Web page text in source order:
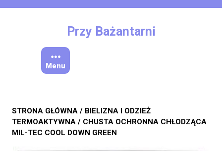
Przy Bażantarni
Menu
STRONA GŁÓWNA / BIELIZNA I ODZIEŻ
TERMOAKTYWNA / CHUSTA OCHRONNA CHŁODZĄCA
MIL-TEC COOL DOWN GREEN